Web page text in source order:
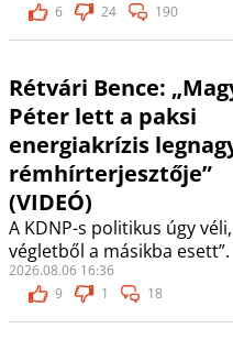
6
24 190
Rétvári Bence:
Péter lett a paksi
energiakrízis
rémhírterjesztője”
(VIDEÓ)
A KDNP-s politikus úgy
végletből a másikba esett”.
2026.08.06 16:36
9
1 18